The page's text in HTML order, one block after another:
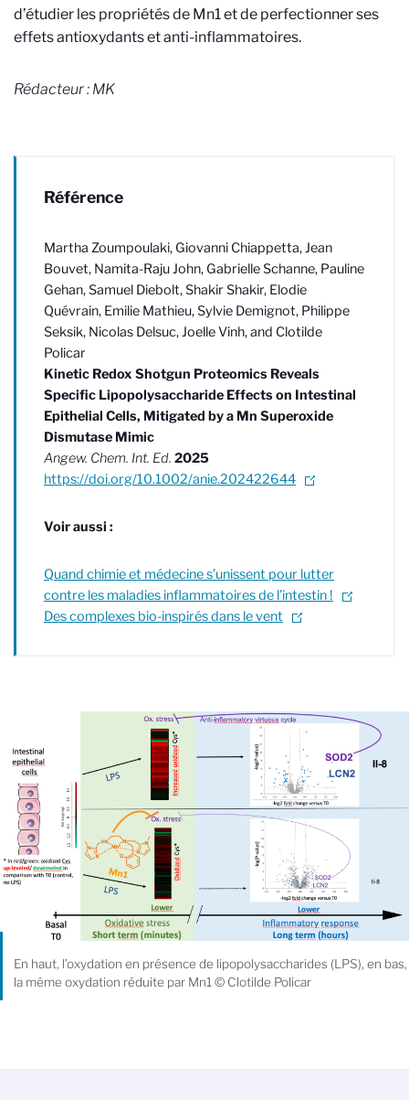
d’étudier les propriétés de Mn1 et de perfectionner ses
effets antioxydants et anti-inflammatoires.
Rédacteur : MK
Référence
Martha Zoumpoulaki, Giovanni Chiappetta, Jean
Bouvet, Namita-Raju John, Gabrielle Schanne, Pauline
Gehan, Samuel Diebolt, Shakir Shakir, Elodie
Quévrain, Emilie Mathieu, Sylvie Demignot, Philippe
Seksik, Nicolas Delsuc, Joelle Vinh, and Clotilde
Policar
Kinetic Redox Shotgun Proteomics Reveals
Specific Lipopolysaccharide Effects on Intestinal
Epithelial Cells, Mitigated by a Mn Superoxide
Dismutase Mimic
Angew. Chem. Int. Ed. 2025
https://doi.org/10.1002/anie.202422644
Voir aussi :
Quand chimie et médecine s’unissent pour lutter
contre les maladies inflammatoires de l’intestin !
Des complexes bio-inspirés dans le vent
En haut, l’oxydation en présence de lipopolysaccharides (LPS), en bas,
la même oxydation réduite par Mn1 © Clotilde Policar